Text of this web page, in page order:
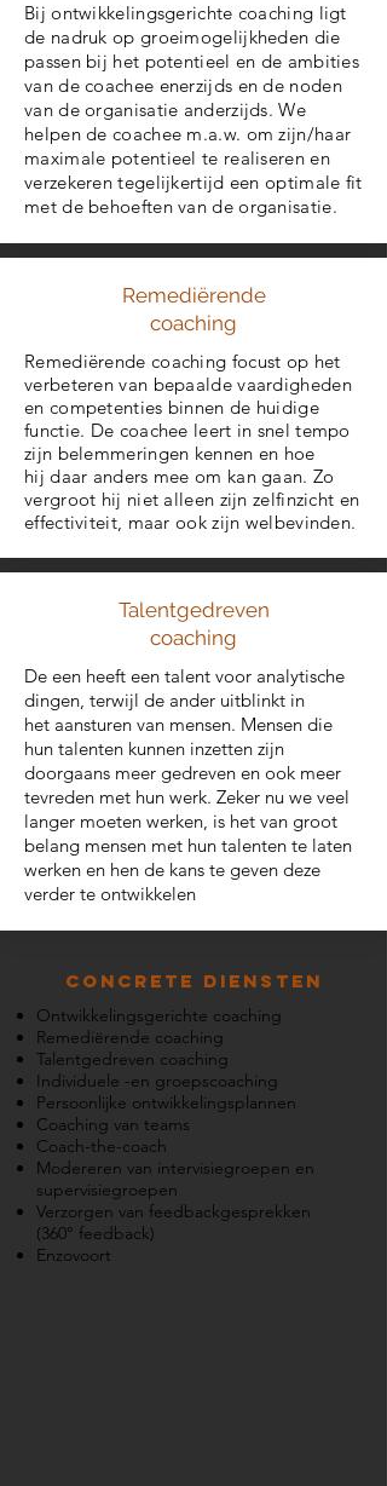
Bij ontwikkelingsgerichte coaching ligt
de nadruk op groeimogelijkheden die
passen bij het potentieel en de ambities
van de coachee enerzijds en de noden
van de organisatie anderzijds. We
helpen de coachee m.a.w. om zijn/haar
maximale potentieel te realiseren en
verzekeren tegelijkertijd een optimale fit
met de behoeften van de organisatie.
Remediërende
coaching
Remediërende coaching focust op het
verbeteren van bepaalde vaardigheden
en competenties binnen de huidige
functie. De coachee leert in snel tempo
zijn belemmeringen kennen en hoe
hij daar anders mee om kan gaan. Zo
vergroot hij niet alleen zijn zelfinzicht en
effectiviteit, maar ook zijn welbevinden.
Talentgedreven
coaching
De een heeft een talent voor analytische
dingen, terwijl de ander uitblinkt in
het aansturen van mensen. Mensen die
hun talenten kunnen inzetten zijn
doorgaans meer gedreven en ook meer
tevreden met hun werk. Zeker nu we veel
langer moeten werken, is het van groot
belang mensen met hun talenten te laten
werken en hen de kans te geven deze
verder te ontwikkelen
Concrete diensten
Ontwikkelingsgerichte coaching
Remediërende coaching
Talentgedreven coaching
Individuele -en groepscoaching
Persoonlijke ontwikkelingsplannen
Coaching van teams
Coach-the-coach
Modereren van intervisiegroepen en
supervisiegroepen
Verzorgen van feedbackgesprekken
(360° feedback)
Enzovoort